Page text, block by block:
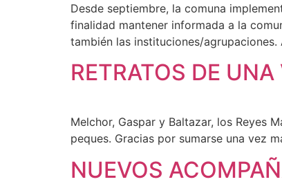
Desde septiembre, la comuna
finalidad mantener informada a la
también las instituciones/
RETRATOS DE
Melchor, Gaspar y Baltazar, los Reyes
peques. Gracias por sumarse una vez
NUEVOS